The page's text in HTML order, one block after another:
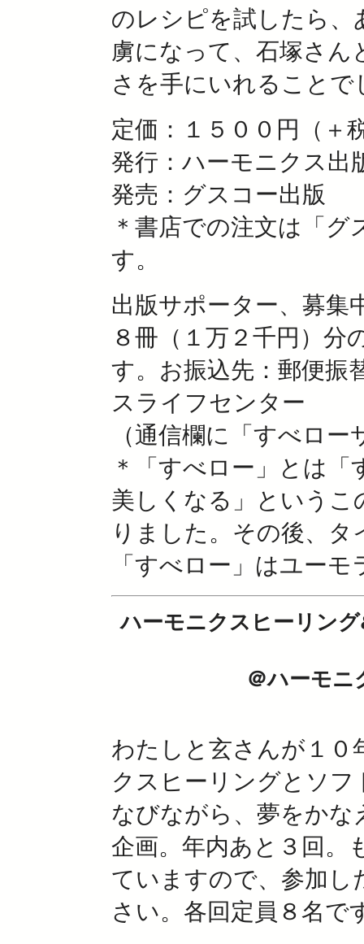
のレシピを試したら
虜になって、石塚さん
さを手にいれることで
定価：１５００円（＋
発行：ハーモニクス出
発売：グスコー出版
＊書店での注文は「
す。
出版サポーター、募集
８冊（１万２千円）分
す。お振込先：郵便振
スライフセンター
（通信欄に「すべロ
＊「すべロー」とは
美しくなる」という
りました。その後、
「すべロー」はユー
ハーモニクスヒーリン
＠ハーモニ
わたしと玄さんが１０
クスヒーリングとソ
なびながら、夢をか
企画。年内あと３回。
ていますので、参加し
さい。各回定員８名で